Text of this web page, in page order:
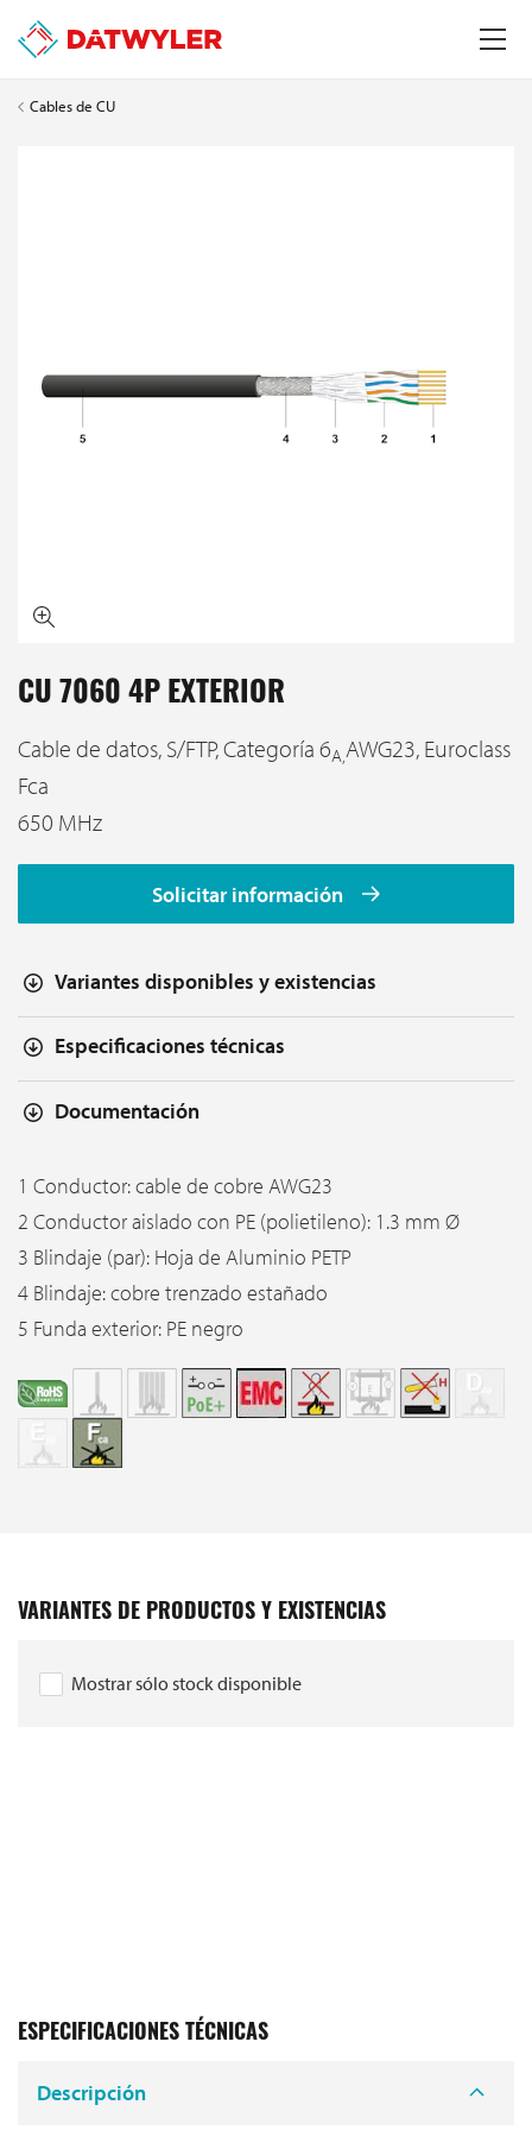
Cables de CU
CU 7060 4P EXTERIOR
Cable de datos, S/FTP, Categoría 6A, AWG23, Euroclass
Fca
650 MHz
Solicitar información
Variantes disponibles y existencias
Especificaciones técnicas
Documentación
1 Conductor: cable de cobre AWG23
2 Conductor aislado con PE (polietileno): 1.3 mm Ø
3 Blindaje (par): Hoja de Aluminio PETP
4 Blindaje: cobre trenzado estañado
5 Funda exterior: PE negro
VARIANTES DE PRODUCTOS Y EXISTENCIAS
Mostrar sólo stock disponible
ESPECIFICACIONES TÉCNICAS
Descripción